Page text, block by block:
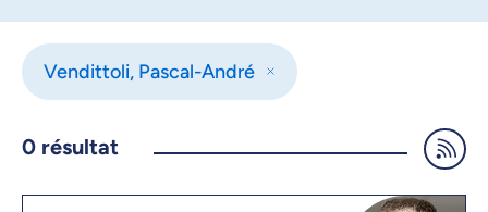
Vendittoli, Pascal-André
0 résultat